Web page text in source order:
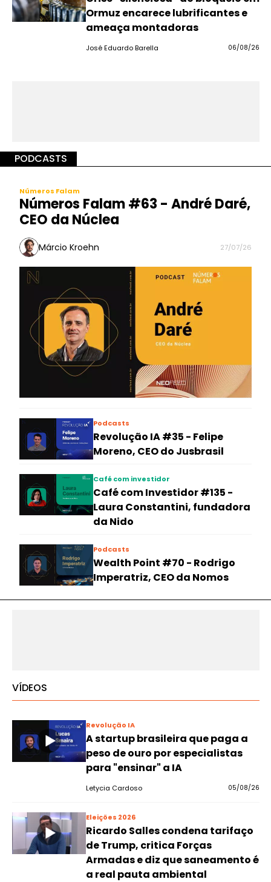
Ormuz encarece lubrificantes e
ameaça montadoras
José Eduardo Barella 06/08/26
PODCASTS
Números Falam
Números Falam #63 - André Daré,
CEO da Núclea
Márcio Kroehn 27/07/26
Podcasts
Revolução IA #35 - Felipe
Moreno, CEO do Jusbrasil
Café com investidor
Café com Investidor #135 -
Laura Constantini, fundadora
da Nido
Podcasts
Wealth Point #70 - Rodrigo
Imperatriz, CEO da Nomos
VÍDEOS
Revolução IA
A startup brasileira que paga a
peso de ouro por especialistas
para "ensinar" a IA
Letycia Cardoso 05/08/26
Eleições 2026
Ricardo Salles condena tarifaço
de Trump, critica Forças
Armadas e diz que saneamento é
a real pauta ambiental